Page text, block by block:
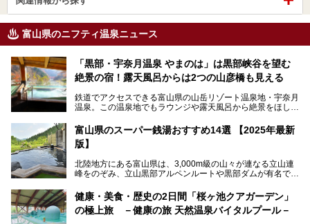
富山県のニフティ温泉ニュース
「黒部・宇奈月温泉 やまのは」は黒部峡谷を望む
絶景の宿！露天風呂からは2つの山彦橋も見える
鉄道でアクセスできる富山県の山岳リゾート温泉地・宇奈月
温泉。この温泉地でもラウンジや露天風呂から絶景をほしい
の「黒部・宇奈月温泉 やまのは」。
自慢の眺望、温泉、居心地の良い客室、ビュッフェ式の食事
ます。日常から少し離れて、山懐で自然に癒されたいと思う
方にぴったりの温泉です。冬なら雪景色も絵になりますよ。
───
提供元：オリックス・ホテルマネジメント株式会社【PR】
この記事は黒部・宇奈月温泉 やまのはのPR記事です。
富山県のスーパー銭湯おすすめ14選 【2025年最新
版】
北陸地方にある富山県は、3,000m級の山々が連なる立山連
峰をのぞみ、立山黒部アルペンルートや黒部ダムが有名で
の（新鮮な）海の幸も見逃せません！
北陸新幹線が開業し、実は東京からも2時間ほどでアクセス
健康・美食・歴史の2日間「桜ヶ池クアガーデン」
の極上旅 －健康の旅 天然温泉バイタルプール－